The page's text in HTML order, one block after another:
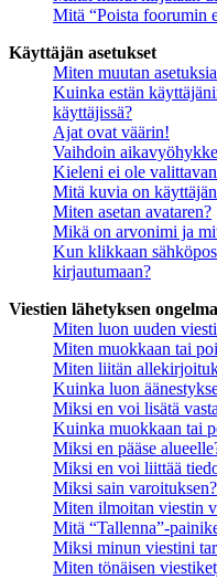
Mitä “Poista foorumin
Käyttäjän asetukset
Miten muutan
Kuinka estän
käyttäjissä?
Ajat ovat väärin!
Vaihdoin
Kieleni ei ole
Mitä kuvia on
Miten asetan avataren?
Mikä on arvonimi ja
Kun klikkaan
kirjautumaan?
Viestien lähetyksen
Miten luon uuden
Miten muokkaan tai
Miten liitän
Kuinka luon
Miksi en voi lisätä
Kuinka muokkaan tai
Miksi en pääse
Miksi en voi liittää
Miksi sain varoituksen?
Miten ilmoitan viestin
Mitä “Tallenna”-
Miksi minun viestini
Miten tönäisen